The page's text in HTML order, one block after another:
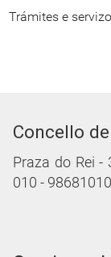
Trámites e
Concello
Praza do Rei -
010 -